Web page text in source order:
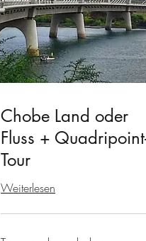
Chobe Land oder
Fluss +
Tour
Weiterlesen